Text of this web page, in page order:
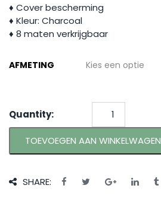
♦ Cover bescherming
♦ Kleur: Charcoal
♦ 8 maten verkrijgbaar
AFMETING
Quantity:
TOEVOEGEN AAN WINKELWAGEN
SHARE: